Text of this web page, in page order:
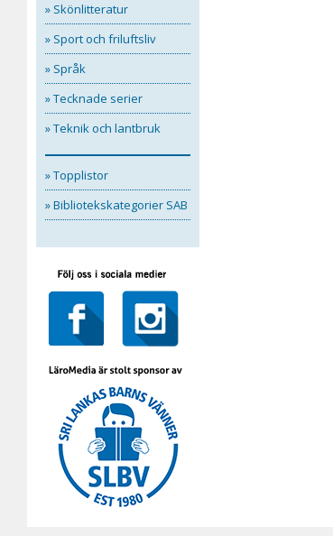
» Skönlitteratur
» Sport och friluftsliv
» Språk
» Tecknade serier
» Teknik och lantbruk
» Topplistor
» Bibliotekskategorier SAB